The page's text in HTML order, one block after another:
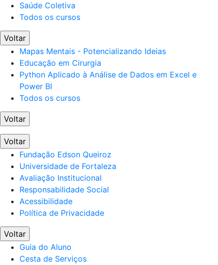
Saúde Coletiva
Todos os cursos
Voltar
Mapas Mentais - Potencializando Ideias
Educação em Cirurgia
Python Aplicado à Análise de Dados em Excel e
Power BI
Todos os cursos
Voltar
Voltar
Fundação Edson Queiroz
Universidade de Fortaleza
Avaliação Institucional
Responsabilidade Social
Acessibilidade
Política de Privacidade
Voltar
Guia do Aluno
Cesta de Serviços